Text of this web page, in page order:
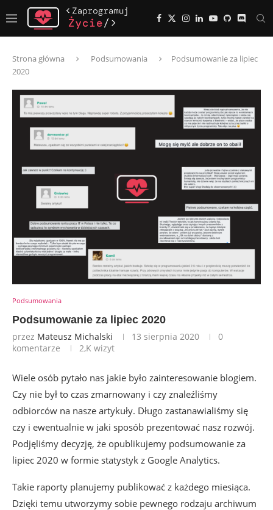
Strona główna Podsumowania
Podsumowanie za lipiec
2020
Podsumowania
Podsumowanie za lipiec 2020
przez Mateusz Michalski 13 sierpnia 2020
0
komentarze
2,K wizyt
Wiele osób pytało nas jakie było zainteresowanie blogiem.
Czy nie był to czas zmarnowany i czy znaleźliśmy
odbiorców na nasze artykuły. Długo zastanawialiśmy się
czy i ewentualnie w jaki sposób prezentować nasz rozwój.
Podjęliśmy decyzję, że opublikujemy podsumowanie za
lipiec 2020 w formie statystyk z Google Analytics.
Takie raporty planujemy publikować z każdego miesiąca.
Dzięki temu utworzymy sobie pewnego rodzaju archiwum